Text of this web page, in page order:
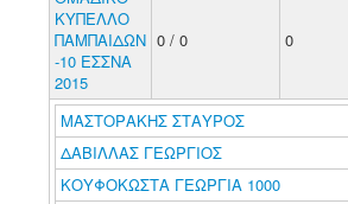
ΚΥΠΕΛΛΟ
ΠΑΜΠΑΙΔΩΝ
-10 ΕΣΣΝΑ
2015
0 / 0 0
ΜΑΣΤΟΡΑΚΗΣ ΣΤΑΥΡΟΣ
ΔΑΒΙΛΛΑΣ ΓΕΩΡΓΙΟΣ
ΚΟΥΦΟΚΩΣΤΑ ΓΕΩΡΓΙΑ 1000